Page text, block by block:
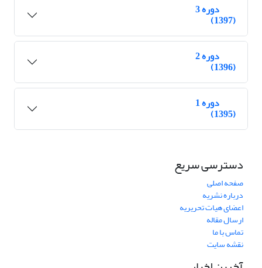
دوره 3
(1397)
دوره 2
(1396)
دوره 1
(1395)
دسترسی سریع
صفحه اصلی
درباره نشریه
اعضای هیات تحریریه
ارسال مقاله
تماس با ما
نقشه سایت